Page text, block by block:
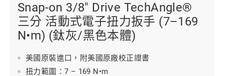
Snap-on 3/8" Drive TechAngle®
三分 活動式電子扭力扳手 (7–169
N•m) (鈦灰/黑色本體)
美國原裝進口，附美國原廠校正證書
扭力範圍：7 – 169 N•m